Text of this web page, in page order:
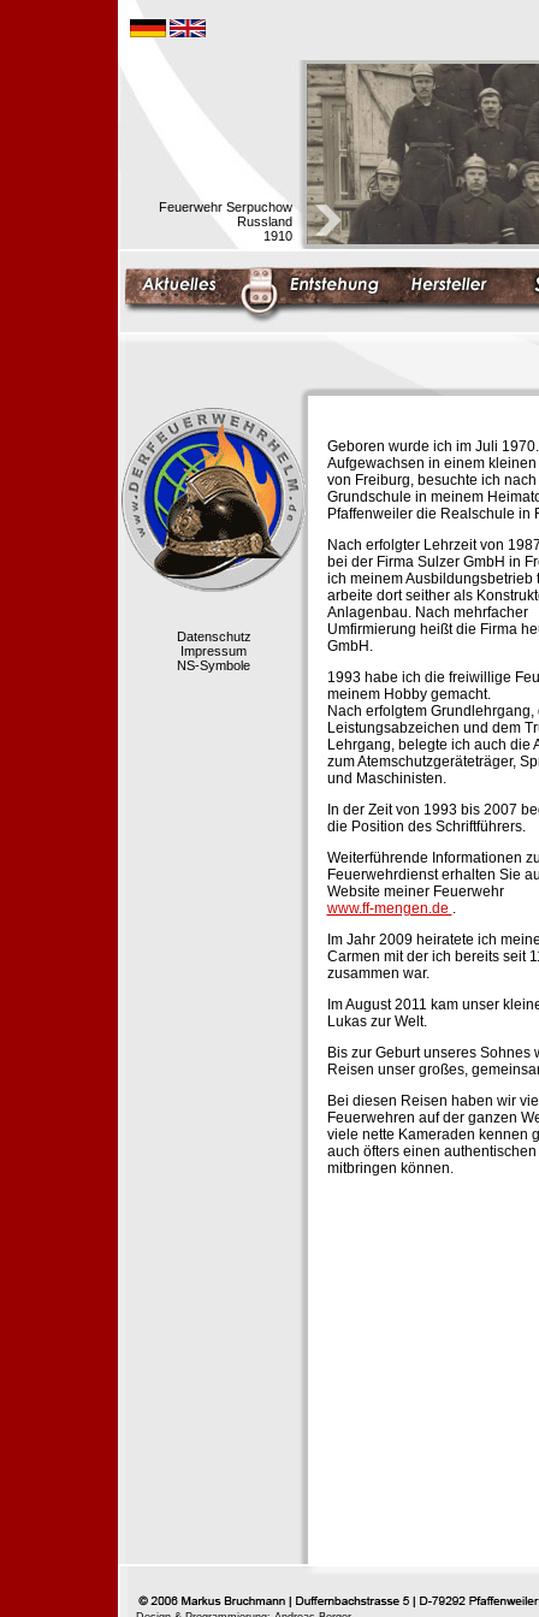
Feuerwehr Serpuchow
Russland
1910
Datenschutz
Impressum
NS-Symbole
Geboren wurde ich im Juli 1970.
Aufgewachsen in einem kleinen
von Freiburg, besuchte ich nach
Grundschule in meinem
Pfaffenweiler die Realschule in
Nach erfolgter Lehrzeit von
bei der Firma Sulzer GmbH in
ich meinem Ausbildungsbetrieb
arbeite dort seither als
Anlagenbau. Nach mehrfacher
Umfirmierung heißt die Firma
GmbH.
1993 habe ich die freiwillige
meinem Hobby gemacht.
Nach erfolgtem Grundlehrgang,
Leistungsabzeichen und dem
Lehrgang, belegte ich auch die
zum Atemschutzgeräteträger,
und Maschinisten.
In der Zeit von 1993 bis 2007
die Position des Schriftführers.
Weiterführende Informationen
Feuerwehrdienst erhalten Sie
Website meiner Feuerwehr
www.ff-mengen.de .
Im Jahr 2009 heiratete ich
Carmen mit der ich bereits seit
zusammen war.
Im August 2011 kam unser
Lukas zur Welt.
Bis zur Geburt unseres Sohnes
Reisen unser großes,
Bei diesen Reisen haben wir
Feuerwehren auf der ganzen
viele nette Kameraden kennen
auch öfters einen
mitbringen können.